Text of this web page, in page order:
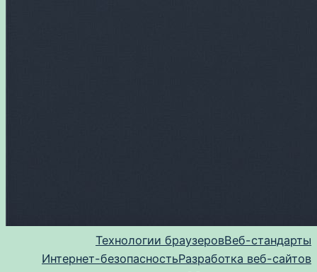
Технологии браузеровВеб-стандарты
Интернет-безопасностьРазработка веб-сайтов